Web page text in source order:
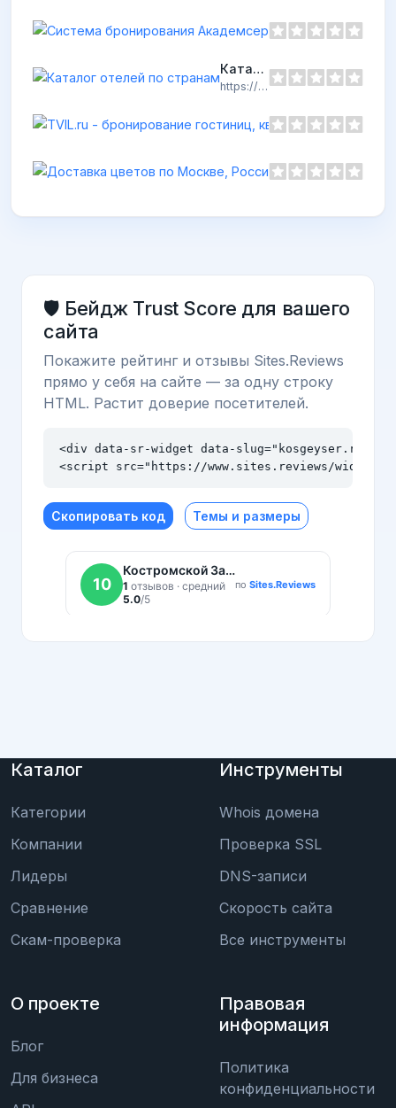
Каталог отелей по странам
https://hotels.1001tur.ru
🛡️ Бейдж Trust Score для вашего
сайта
Покажите рейтинг и отзывы Sites.Reviews
прямо у себя на сайте — за одну строку
HTML. Растит доверие посетителей.
<div data-sr-widget data-slug="kosgeyser.ru"
<script src="https://www.sites.reviews/
Скопировать код Темы и размеры
Каталог
Категории
Компании
Лидеры
Сравнение
Скам-проверка
Инструменты
Whois домена
Проверка SSL
DNS-записи
Скорость сайта
Все инструменты
О проекте
Блог
Для бизнеса
Правовая
информация
Политика
конфиденциальности